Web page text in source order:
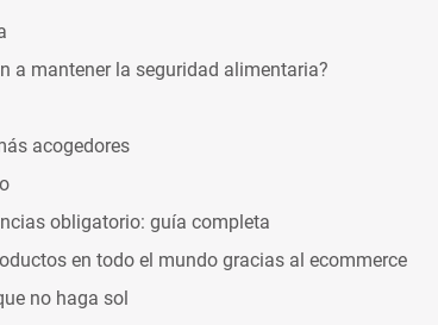
a mantener la seguridad alimentaria?
acogedores
obligatorio: guía completa
en todo el mundo gracias al ecommerce
no haga sol